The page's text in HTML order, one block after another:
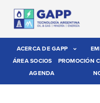
ACERCA DE GAPP
ÁREA SOCIOS
PROMOCIÓN
AGENDA